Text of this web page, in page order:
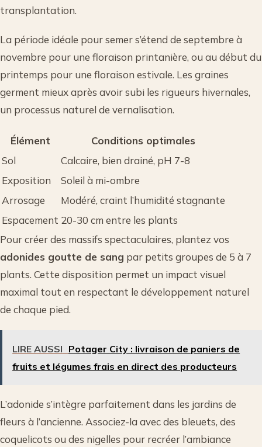
transplantation.
La période idéale pour semer s’étend de septembre à
novembre pour une floraison printanière, ou au début du
printemps pour une floraison estivale. Les graines
germent mieux après avoir subi les rigueurs hivernales,
un processus naturel de vernalisation.
Élément
Conditions optimales
Sol
Calcaire, bien drainé, pH 7-8
Exposition
Soleil à mi-ombre
Arrosage
Modéré, craint l’humidité stagnante
Espacement 20-30 cm entre les plants
Pour créer des massifs spectaculaires, plantez vos
adonides goutte de sang par petits groupes de 5 à 7
plants. Cette disposition permet un impact visuel
maximal tout en respectant le développement naturel
de chaque pied.
LIRE AUSSI Potager City : livraison de paniers de
fruits et légumes frais en direct des producteurs
L’adonide s’intègre parfaitement dans les jardins de
fleurs à l’ancienne. Associez-la avec des bleuets, des
coquelicots ou des nigelles pour recréer l’ambiance